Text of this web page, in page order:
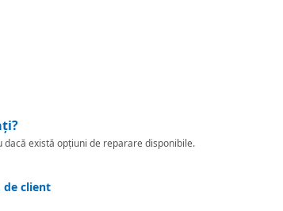
există opțiuni de reparare disponibile.
de client